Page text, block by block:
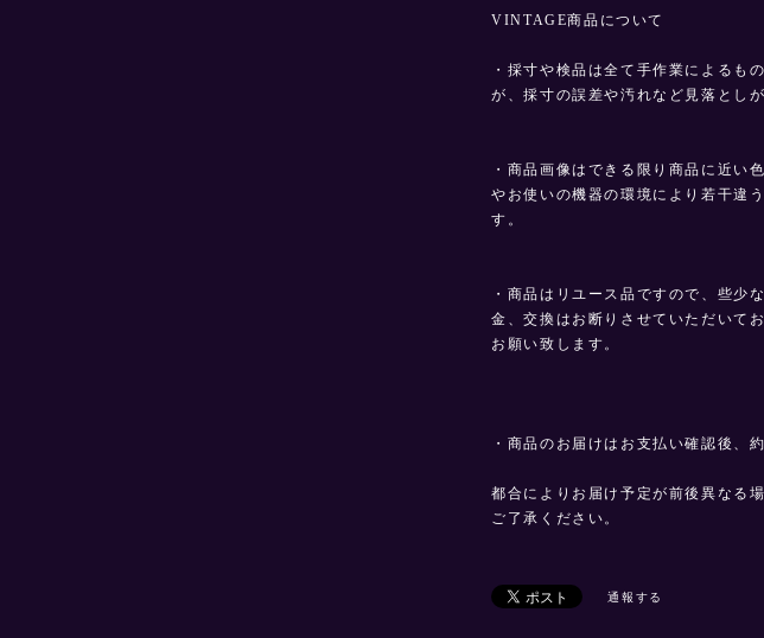
VINTAGE商品について
・採寸や検品は全て手作業によるも
が、採寸の誤差や汚れなど見落とし
・商品画像はできる限り商品に近い
やお使いの機器の環境により若干違
す。
・商品はリユース品ですので、些少
金、交換はお断りさせていただいて
お願い致します。
・商品のお届けはお支払い確認後、
都合によりお届け予定が前後異なる
ご了承ください。
通報する